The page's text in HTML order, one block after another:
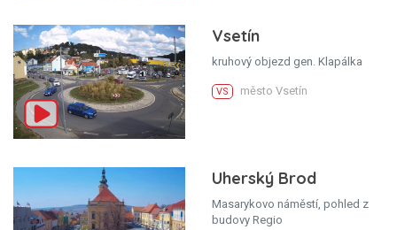
Vsetín
kruhový objezd gen. Klapálka
VS město Vsetín
Uherský Brod
Masarykovo náměstí, pohled z
budovy Regio